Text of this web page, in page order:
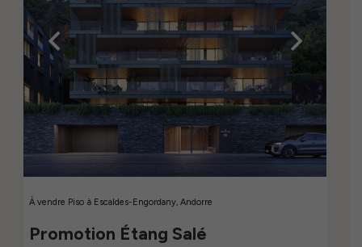
À vendre Piso à Escaldes-Engordany, Andorre
Promotion Étang Salé